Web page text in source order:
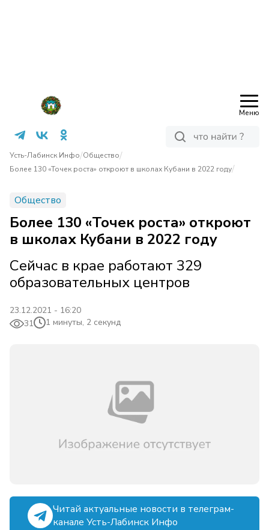
Меню
Усть-Лабинск Инфо/Общество/
Более 130 «Точек роста» откроют в школах Кубани в 2022 году/
Общество
Более 130 «Точек роста» откроют
в школах Кубани в 2022 году
Сейчас в крае работают 329
образовательных центров
23.12.2021 - 16:20
31
1 минуты, 2 секунд
Читай актуальные новости в телеграм-
канале Усть-Лабинск Инфо